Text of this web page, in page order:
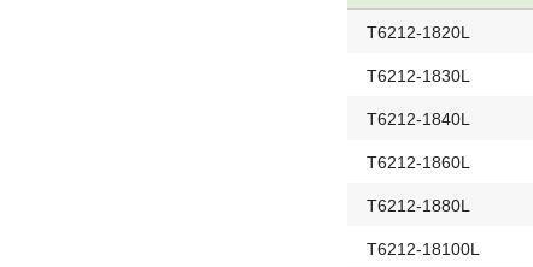
T6212-1820L
T6212-1830L
T6212-1840L
T6212-1860L
T6212-1880L
T6212-18100L